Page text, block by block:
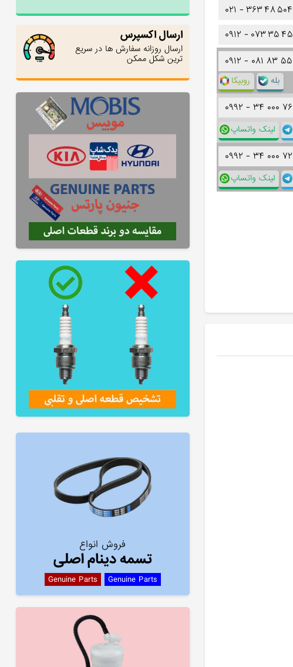
ارسال اکسپرس
ارسال روزانه سفارش ها در سریع
ترین شکل ممکن
۰۲۱ - ۳۶۳۴۸۵۰۴
۰۹۱۲ - ۰۷۳۳۵ ۴۵
۰۹۱۲ - ۰۸۱ ۸۳ ۵۵
روبیکا بله
۰۹۹۲ - ۳۴ ۰۰۰ ۷۶
لینک واتساپ
۰۹۹۲ - ۳۴ ۰۰۰ ۷۲
لینک واتساپ
فروش انواع
تسمه دینام اصلی
Genuine Parts Genuine Parts